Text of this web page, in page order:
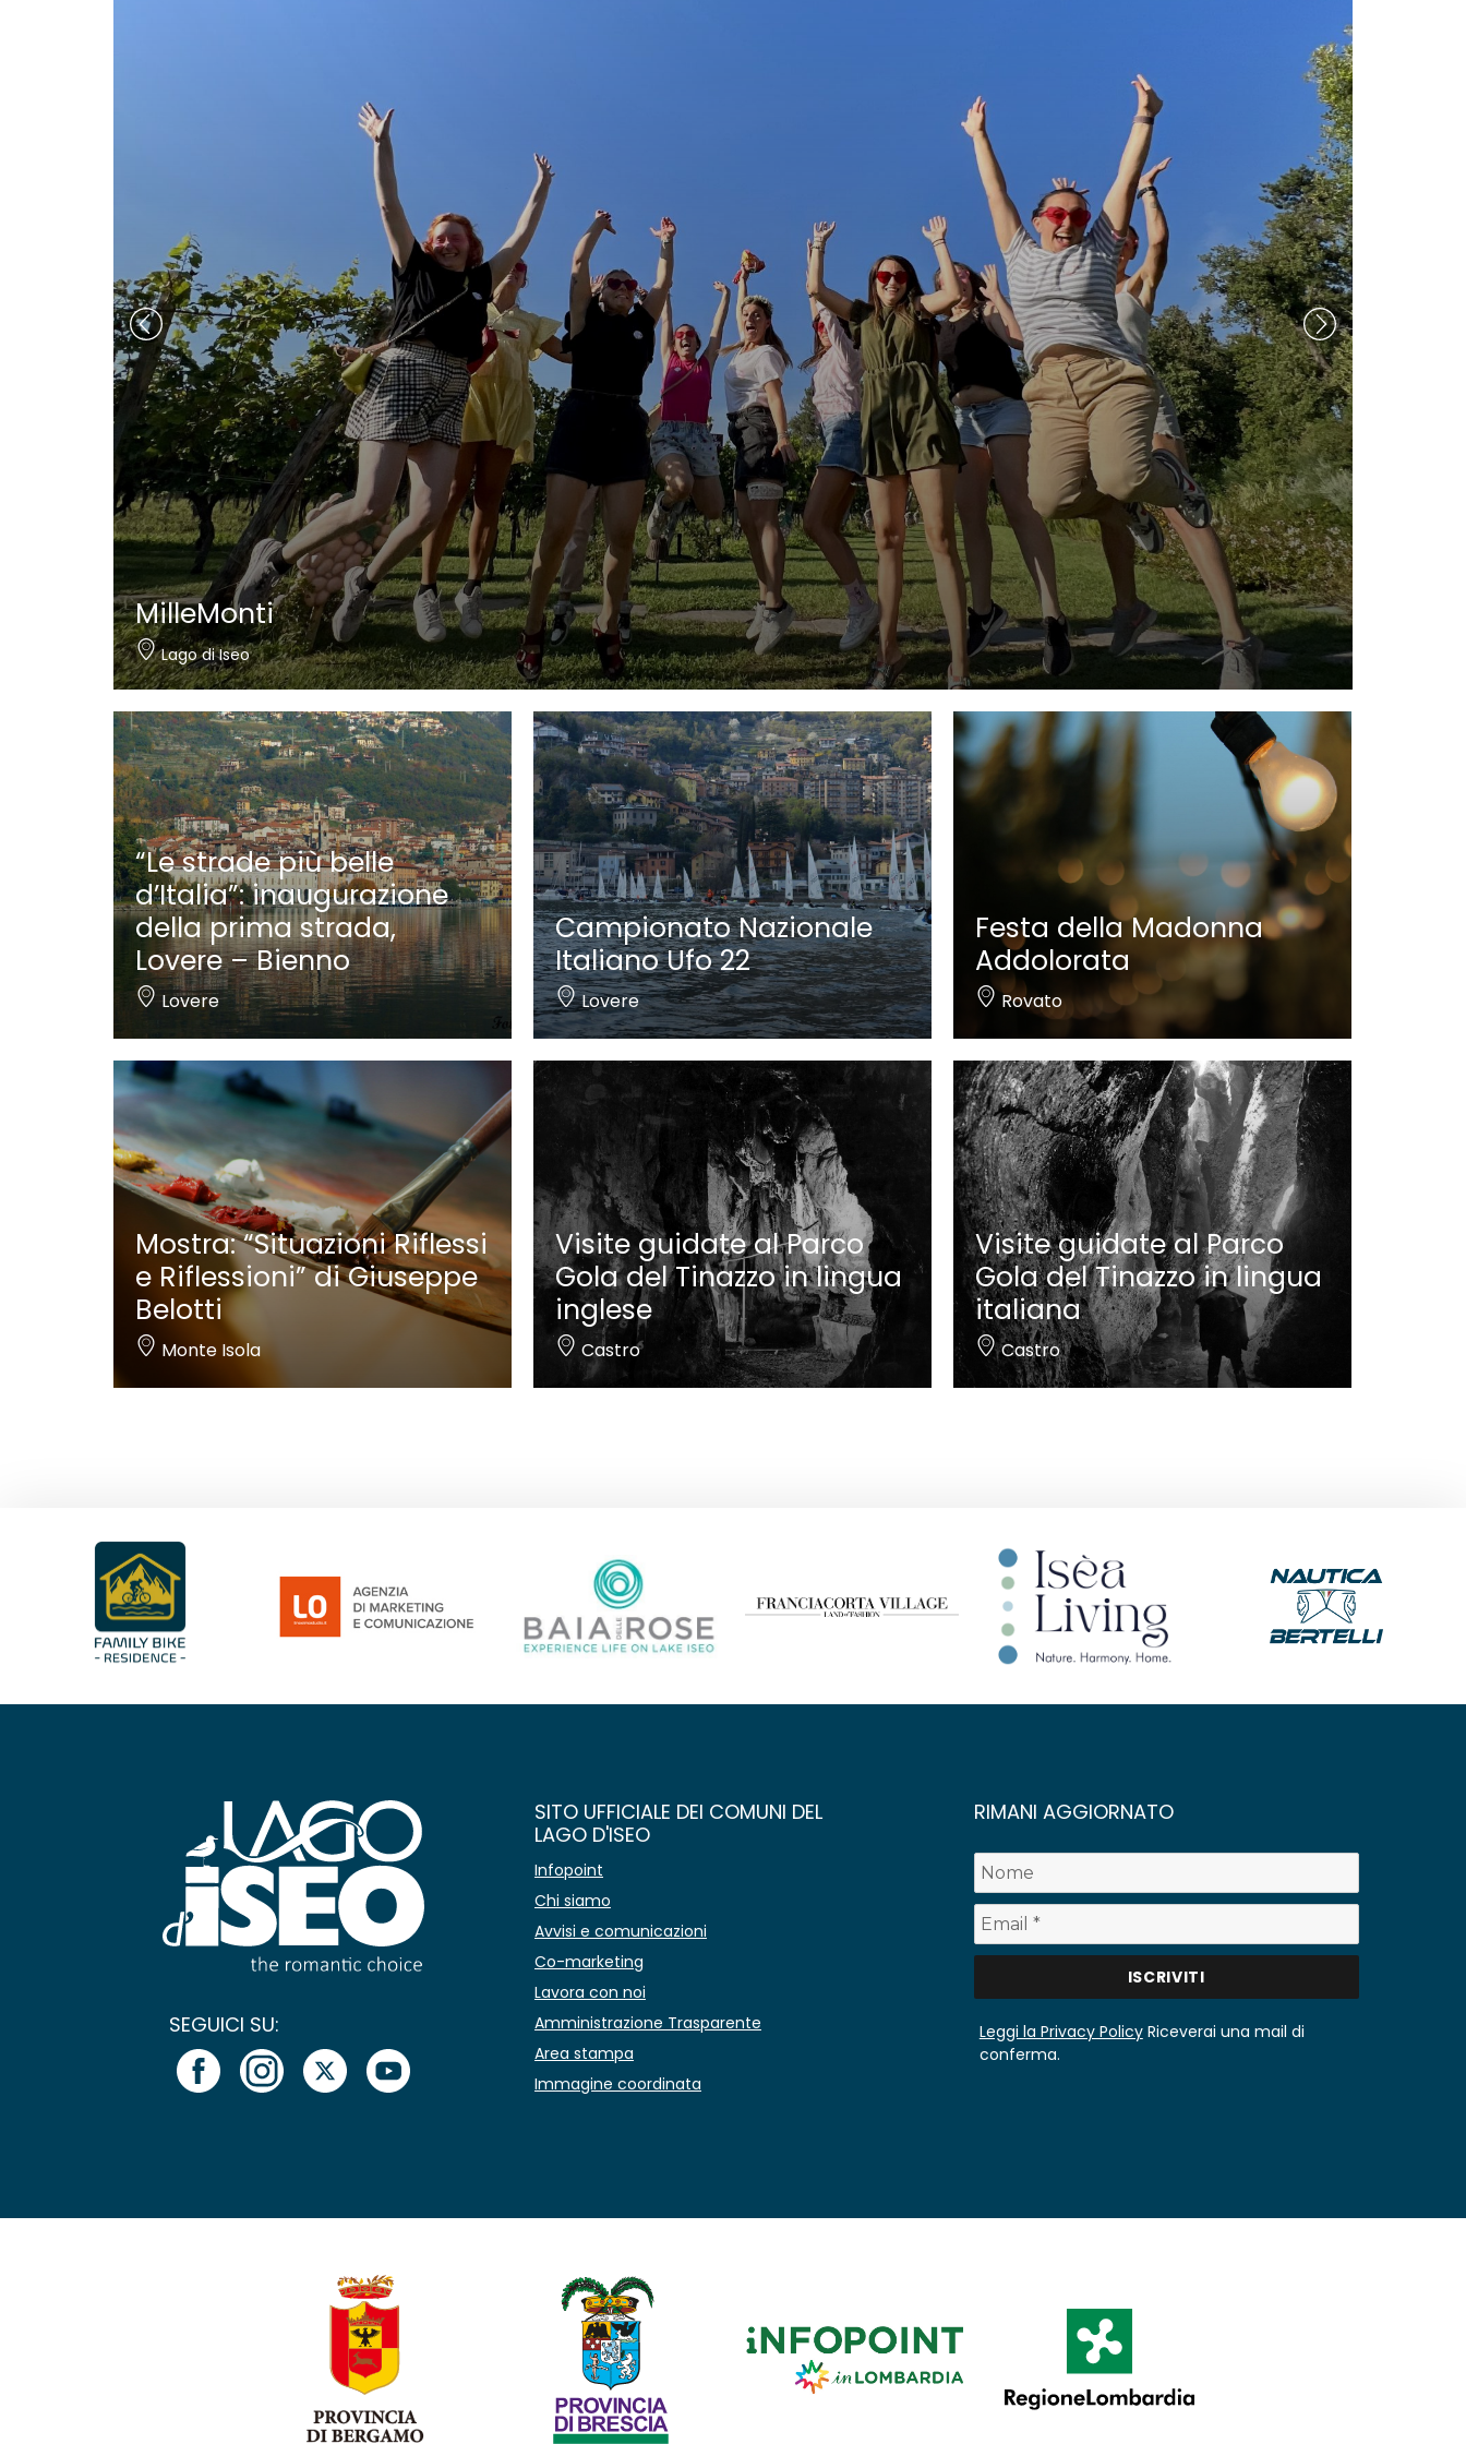
MilleMonti
Lago di Iseo
“Le strade più belle
d’Italia”: inaugurazione
della prima strada,
Lovere – Bienno
Lovere
Campionato Nazionale
Italiano Ufo 22
Lovere
Festa della Madonna
Addolorata
Rovato
Mostra: “Situazioni Riflessi
e Riflessioni” di Giuseppe
Belotti
Monte Isola
Visite guidate al Parco
Gola del Tinazzo in lingua
inglese
Castro
Visite guidate al Parco
Gola del Tinazzo in lingua
italiana
Castro
SEGUICI SU:
SITO UFFICIALE DEI COMUNI DEL
LAGO D'ISEO
Infopoint
Chi siamo
Avvisi e comunicazioni
Co-marketing
Lavora con noi
Amministrazione Trasparente
Area stampa
Immagine coordinata
RIMANI AGGIORNATO
Leggi la Privacy PolicyRiceverai una mail di
conferma.